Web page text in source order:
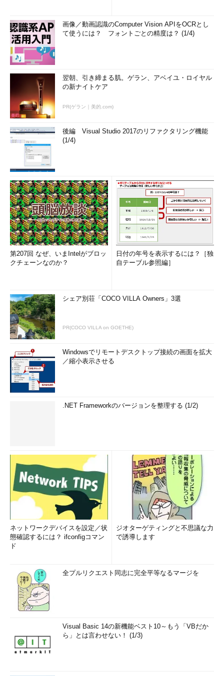
画像／動画認識のComputer Vision APIをOCRとし
て使うには？ フォントごとの精度は？ (1/4)
翌朝、引き締まる肌。ゲラン、アベイユ・ロイヤル
の新ナイトケア
PR(ゲラン｜美的.com)
後編 Visual Studio 2017のリファクタリング機能
(1/4)
第207回 なぜ、いまIntelがブロッ
クチェーンなのか？
日付の年号を表示するには？［独
自テーブル参照編］
シェア別荘「COCO VILLA Owners」3選
PR(COCO VILLA on GOETHE)
Windowsでリモートデスクトップ接続の画面を拡大
／縮小表示させる
.NET Frameworkのバージョンを整理する (1/2)
ネットワークデバイスを設定／状
態確認するには？ ifconfigコマン
ド
ジオターゲティングと不思議な力
で誘導します
全プルリクエスト同志に完全平等なるマージを
Visual Basic 14の新機能ベスト10～もう「VBだか
ら」とは言わせない！ (1/3)